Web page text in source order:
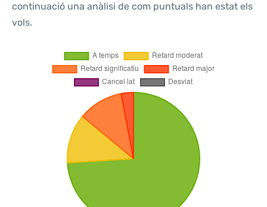
continuació una anàlisi de com puntuals han estat els
vols.